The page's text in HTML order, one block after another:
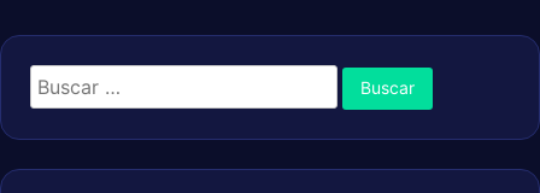
Buscar: